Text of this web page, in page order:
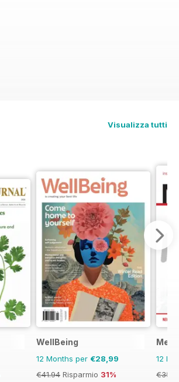
Visualizza tutti
WellBeing
12 Months per €28,99
€41.94 Risparmio 31%
12